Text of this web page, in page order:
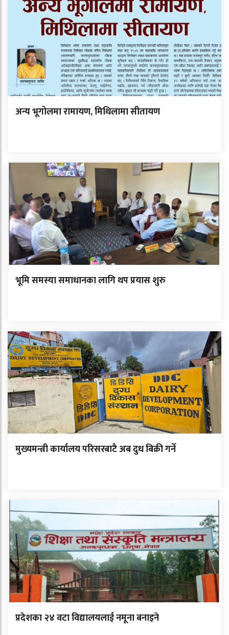
अन्य भूगोलमा रामायण, मिथिलामा सीतायण
भूमि समस्या समाधानका लागि थप प्रयास शुरु
मुख्यमन्त्री कार्यालय परिसरबाटै अब दुध बिक्री गर्ने
प्रदेशका २४ वटा विद्यालयलाई नमूना बनाइने